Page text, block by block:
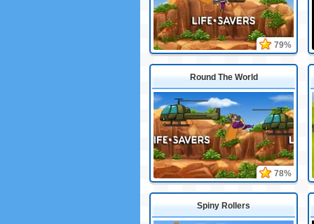
79%
Round The World
78%
Spiny Rollers